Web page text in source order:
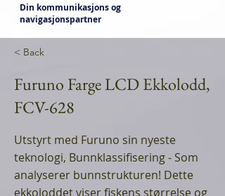
Din kommunikasjons og
navigasjonspartner
< Back
Furuno Farge LCD Ekkolodd,
FCV-628
Utstyrt med Furuno sin nyeste
teknologi, Bunnklassifisering - Som
analyserer bunnstrukturen! Dette
ekkoloddet viser fiskens størrelse og